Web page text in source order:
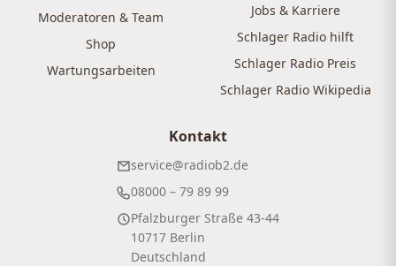
Moderatoren & Team
Shop
Wartungsarbeiten
Jobs & Karriere
Schlager Radio hilft
Schlager Radio Preis
Schlager Radio Wikipedia
Kontakt
service@radiob2.de
08000 – 79 89 99
Pfalzburger Straße 43-44
10717 Berlin
Deutschland